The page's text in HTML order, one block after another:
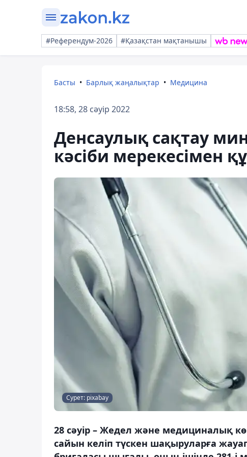
#Референдум-2026 #Қазақстан мақтанышы
Басты Барлық жаңалықтар Медицина
18:58, 28 сәуір 2022
Денсаулық сақтау
кәсіби мерекесімен
Сурет: pixabay
28 сәуір – Жедел және медициналық
сайын келіп түскен шақыруларға